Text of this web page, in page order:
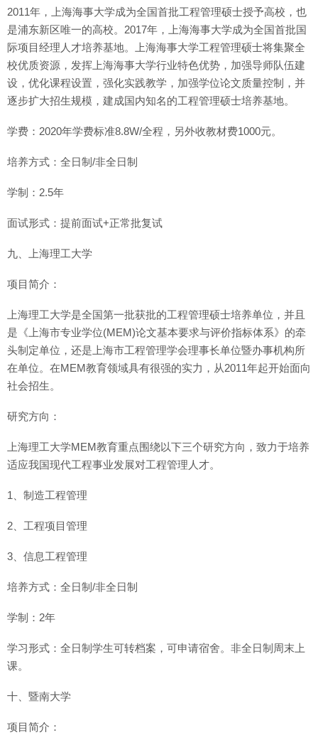
2011年，上海海事大学成为全国首批工程管理硕士授予高校，也
是浦东新区唯一的高校。2017年，上海海事大学成为全国首批国
际项目经理人才培养基地。上海海事大学工程管理硕士将集聚全
校优质资源，发挥上海海事大学行业特色优势，加强导师队伍建
设，优化课程设置，强化实践教学，加强学位论文质量控制，并
逐步扩大招生规模，建成国内知名的工程管理硕士培养基地。
学费：2020年学费标准8.8W/全程，另外收教材费1000元。
培养方式：全日制/非全日制
学制：2.5年
面试形式：提前面试+正常批复试
九、上海理工大学
项目简介：
上海理工大学是全国第一批获批的工程管理硕士培养单位，并且
是《上海市专业学位(MEM)论文基本要求与评价指标体系》的牵
头制定单位，还是上海市工程管理学会理事长单位暨办事机构所
在单位。在MEM教育领域具有很强的实力，从2011年起开始面向
社会招生。
研究方向：
上海理工大学MEM教育重点围绕以下三个研究方向，致力于培养
适应我国现代工程事业发展对工程管理人才。
1、制造工程管理
2、工程项目管理
3、信息工程管理
培养方式：全日制/非全日制
学制：2年
学习形式：全日制学生可转档案，可申请宿舍。非全日制周末上
课。
十、暨南大学
项目简介：